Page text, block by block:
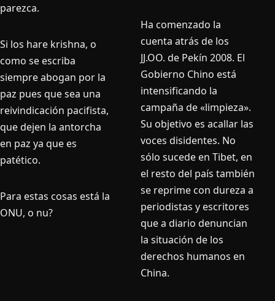
parezca.
Si los hare krishna, o
como se escriba
siempre abogan por la
paz pues que sea una
reivindicación pacifista,
que dejen la antorcha
en paz ya que es
patético.
Para estas cosas está la
ONU, o nu?
Ha comenzado la
cuenta atrás de los
JJ.OO. de Pekí­n 2008. El
Gobierno Chino está
intensificando la
campaña de «limpieza».
Su objetivo es acallar las
voces disidentes. No
sólo sucede en Tibet, en
el resto del paí­s también
se reprime con dureza a
periodistas y escritores
que a diario denuncian
la situación de los
derechos humanos en
China.